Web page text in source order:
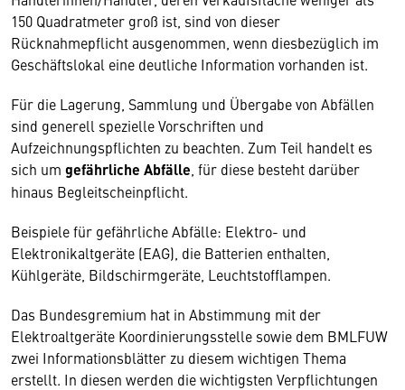
150 Quadratmeter groß ist, sind von dieser
Rücknahmepflicht ausgenommen, wenn diesbezüglich im
Geschäftslokal eine deutliche Information vorhanden ist.
Für die Lagerung, Sammlung und Übergabe von Abfällen
sind generell spezielle Vorschriften und
Aufzeichnungspflichten zu beachten. Zum Teil handelt es
sich um gefährliche Abfälle , für diese besteht darüber
hinaus Begleitscheinpflicht.
Beispiele für gefährliche Abfälle: Elektro- und
Elektronikaltgeräte (EAG), die Batterien enthalten,
Kühlgeräte, Bildschirmgeräte, Leuchtstofflampen.
Das Bundesgremium hat in Abstimmung mit der
Elektroaltgeräte Koordinierungsstelle sowie dem BMLFUW
zwei Informationsblätter zu diesem wichtigen Thema
erstellt. In diesen werden die wichtigsten Verpflichtungen